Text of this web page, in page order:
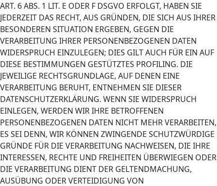
ART. 6 ABS. 1 LIT. E ODER F DSGVO ERFOLGT, HABEN SIE
JEDERZEIT DAS RECHT, AUS GRÜNDEN, DIE SICH AUS IHRER
BESONDEREN SITUATION ERGEBEN, GEGEN DIE
VERARBEITUNG IHRER PERSONENBEZOGENEN DATEN
WIDERSPRUCH EINZULEGEN; DIES GILT AUCH FÜR EIN AUF
DIESE BESTIMMUNGEN GESTÜTZTES PROFILING. DIE
JEWEILIGE RECHTSGRUNDLAGE, AUF DENEN EINE
VERARBEITUNG BERUHT, ENTNEHMEN SIE DIESER
DATENSCHUTZERKLÄRUNG. WENN SIE WIDERSPRUCH
EINLEGEN, WERDEN WIR IHRE BETROFFENEN
PERSONENBEZOGENEN DATEN NICHT MEHR VERARBEITEN,
ES SEI DENN, WIR KÖNNEN ZWINGENDE SCHUTZWÜRDIGE
GRÜNDE FÜR DIE VERARBEITUNG NACHWEISEN, DIE IHRE
INTERESSEN, RECHTE UND FREIHEITEN ÜBERWIEGEN ODER
DIE VERARBEITUNG DIENT DER GELTENDMACHUNG,
AUSÜBUNG ODER VERTEIDIGUNG VON